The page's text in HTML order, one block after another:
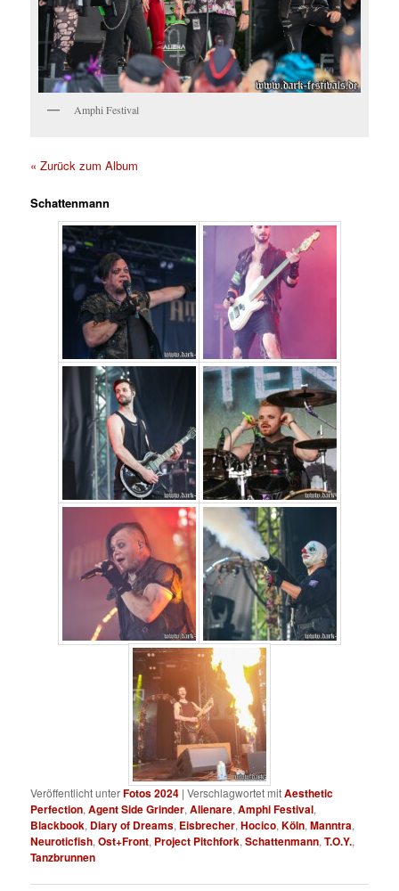
Amphi Festival
« Zurück zum Album
Schattenmann
Veröffentlicht unterFotos 2024 |Verschlagwortet mitAesthetic
Perfection,Agent Side Grinder,Alienare,Amphi Festival,
Blackbook, Diary of Dreams, Eisbrecher,Hocico,Köln,Manntra,
Neuroticfish,Ost+Front, Project Pitchfork,Schattenmann,T.O.Y.,
Tanzbrunnen